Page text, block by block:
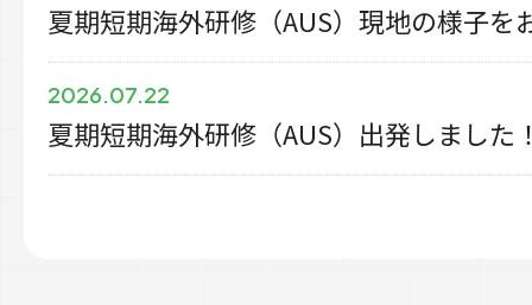
夏期短期海外研修（AUS）現地の様子を
2026.07.22
夏期短期海外研修（AUS）出発しました